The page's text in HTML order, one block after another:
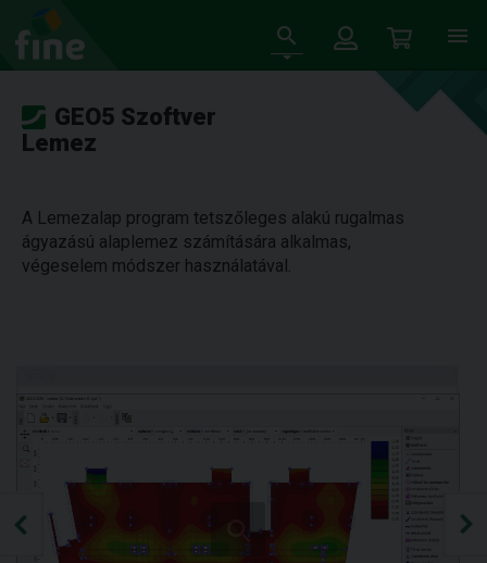
GEO5 Szoftver
Lemez
A Lemezalap program tetszőleges alakú rugalmas
ágyazású alaplemez számítására alkalmas,
végeselem módszer használatával.